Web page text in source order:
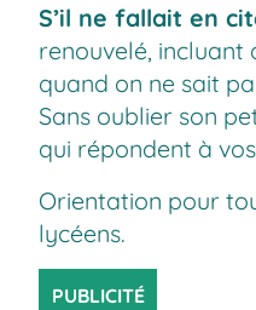
S’il ne fallait en
renouvelé, incluant
quand on ne sait
Sans oublier son
qui répondent à
Orientation pour
lycéens.
PUBLICITÉ